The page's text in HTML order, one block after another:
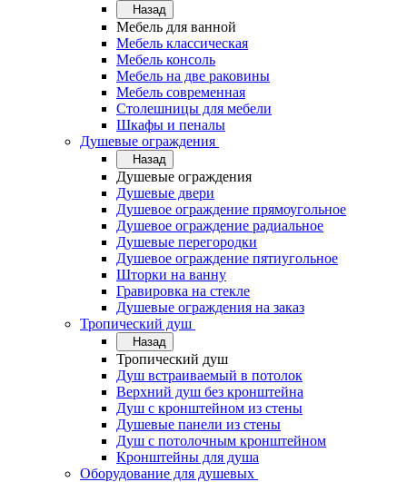
Назад
Мебель для ванной
Мебель классическая
Мебель консоль
Мебель на две раковины
Мебель современная
Столешницы для мебели
Шкафы и пеналы
Душевые ограждения
Назад
Душевые ограждения
Душевые двери
Душевое ограждение прямоугольное
Душевое ограждение радиальное
Душевые перегородки
Душевое ограждение пятиугольное
Шторки на ванну
Гравировка на стекле
Душевые ограждения на заказ
Тропический душ
Назад
Тропический душ
Душ встраиваемый в потолок
Верхний душ без кронштейна
Душ с кронштейном из стены
Душевые панели из стены
Душ с потолочным кронштейном
Кронштейны для душа
Оборудование для душевых